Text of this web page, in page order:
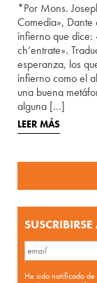
*Por Mons.
Comedia»,
infierno que dice:
ch’entrate».
esperanza, los
infierno como el
una buena
alguna […]
LEER MÁS
He sido notificado